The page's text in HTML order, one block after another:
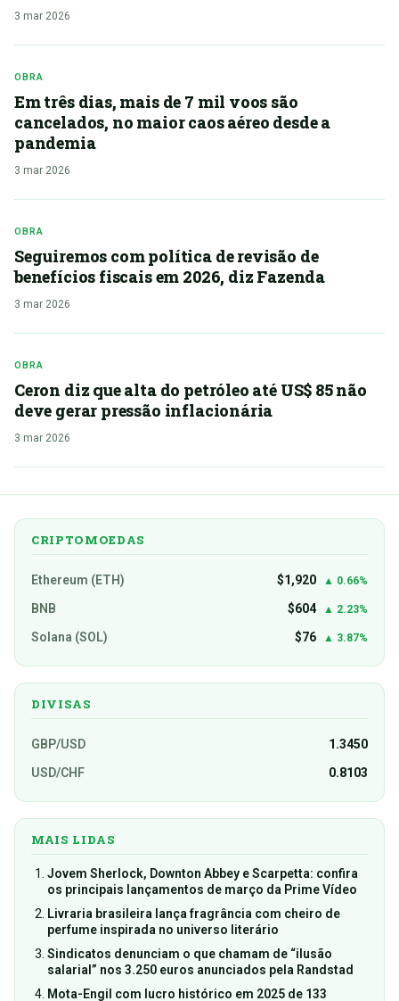
3 mar 2026
OBRA
Em três dias, mais de 7 mil voos são
cancelados, no maior caos aéreo desde a
pandemia
3 mar 2026
OBRA
Seguiremos com política de revisão de
benefícios fiscais em 2026, diz Fazenda
3 mar 2026
OBRA
Ceron diz que alta do petróleo até US$ 85 não
deve gerar pressão inflacionária
3 mar 2026
CRIPTOMOEDAS
Ethereum (ETH) $1,920 ▲ 0.66%
BNB $604 ▲ 2.23%
Solana (SOL) $76 ▲ 3.87%
DIVISAS
GBP/USD
1.3450
USD/CHF
0.8103
MAIS LIDAS
Jovem Sherlock, Downton Abbey e Scarpetta: confira
os principais lançamentos de março da Prime Vídeo
Livraria brasileira lança fragrância com cheiro de
perfume inspirada no universo literário
Sindicatos denunciam o que chamam de “ilusão
salarial” nos 3.250 euros anunciados pela Randstad
Mota-Engil com lucro histórico em 2025 de 133